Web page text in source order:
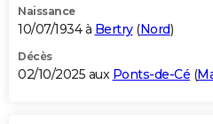
Naissance
10/07/1934 à Bertry(Nord)
Décès
02/10/2025 aux Ponts-de-Cé (